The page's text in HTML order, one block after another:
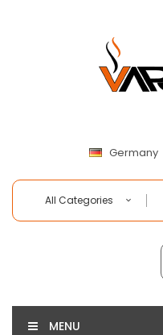
Germany
All Categories
MENU